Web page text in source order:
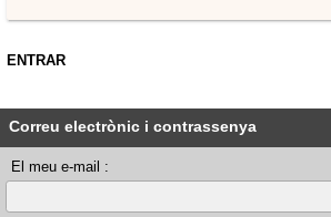
ENTRAR
Correu electrònic i contrassenya
El meu e-mail :